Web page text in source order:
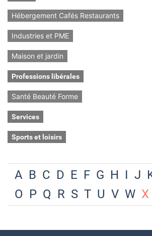
Hébergement Cafés Restaurants
Industries et PME
Maison et jardin
Professions libérales
Santé Beauté Forme
Services
Sports et loisirs
A B C D E F G H I J
O P Q R S T U V W X